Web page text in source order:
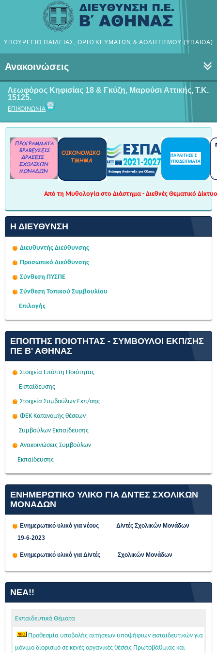
ΥΠΟΥΡΓΕΙΟ ΠΑΙΔΕΙΑΣ, ΘΡΗΣΚΕΥΜΑΤΩΝ & ΑΘΛΗΤΙΣΜΟΥ (ΥΠΑΙΘΑ)
Ανακοινώσεις
Λεωφόρος Κηφισίας 18 & Γκύζη, Μαρούσι Αττικής, Τ.Κ.
15125.
ΕΠΙΚΟΙΝΩΝΙΑ
Από τη Μυθολογία στο Διάστημα - Διεθνές Θεματικό
Η ΔΙΕΎΘΥΝΣΗ
Διευθυντής Διεύθυνσης
Προσωπικό Διεύθυνσης
Σύνθεση ΠΥΣΠΕ
Σύνθεση Τοπικού Συμβουλίου
Επιλογής
ΕΠΌΠΤΗΣ ΠΟΙΌΤΗΤΑΣ - ΣΎΜΒΟΥΛΟΙ ΕΚΠ/ΣΗΣ
ΠΕ Β' ΑΘΉΝΑΣ
Στοιχεία Επόπτη Ποιότητας
Εκπαίδευσης
Στοιχεία Συμβούλων Εκπ/σης
ΦΕΚ Κατανομής θέσεων
Συμβούλων Εκπαίδευσης
Ανακοινώσεις Συμβούλων
Εκπαίδευσης
ΕΝΗΜΕΡΩΤΙΚΟ ΥΛΙΚΟ ΓΙΑ ΔΝΤΕΣ ΣΧΟΛΙΚΩΝ
ΜΟΝΑΔΩΝ
Ενημερωτικό υλικό για νέους Δ/ντές Σχολικών Μονάδων
19-6-2023
Ενημερωτικό υλικό για Δ/ντές Σχολικών Μονάδων
ΝΈΑ!!
Εκπαιδευτικά Θέματα
Προθεσμία υποβολής αιτήσεων υποψήφιων εκπαιδευτικών για
μόνιμο διορισμό σε κενές οργανικές θέσεις Πρωτοβάθμιας και